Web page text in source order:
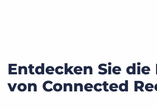
Entdecken Sie die
von Connected